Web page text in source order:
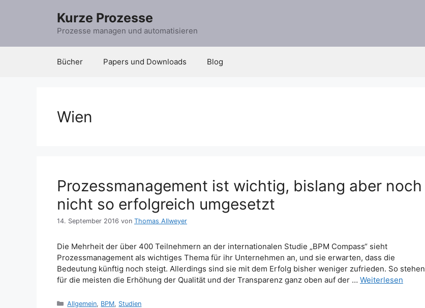
Kurze Prozesse
Prozesse managen und automatisieren
Bücher Papers und Downloads Blog
Wien
Prozessmanagement ist wichtig, bislang aber noch
nicht so erfolgreich umgesetzt
14. September 2016 von Thomas Allweyer
Die Mehrheit der über 400 Teilnehmern an der internationalen Studie „BPM Compass“ sieht
Prozessmanagement als wichtiges Thema für ihr Unternehmen an, und sie erwarten, dass die
Bedeutung künftig noch steigt. Allerdings sind sie mit dem Erfolg bisher weniger zufrieden. So stehen
für die meisten die Erhöhung der Qualität und der Transparenz ganz oben auf der … Weiterlesen
Kategorien
Allgemein, BPM, Studien